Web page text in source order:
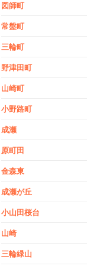
図師町
常盤町
三輪町
野津田町
山崎町
小野路町
成瀬
原町田
金森東
成瀬が丘
小山田桜台
山崎
三輪緑山